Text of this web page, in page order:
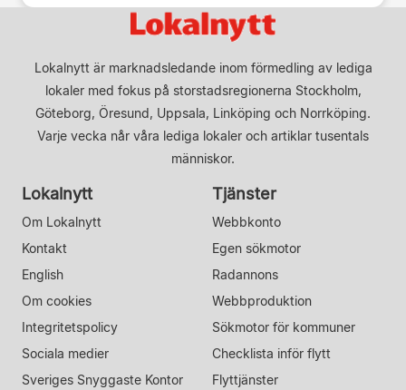
Lokalnytt är marknadsledande inom förmedling av lediga
lokaler med fokus på storstadsregionerna Stockholm,
Göteborg, Öresund, Uppsala, Linköping och Norrköping.
Varje vecka når våra lediga lokaler och artiklar tusentals
människor.
Lokalnytt
Om Lokalnytt
Kontakt
English
Om cookies
Integritetspolicy
Sociala medier
Sveriges Snyggaste Kontor
Tjänster
Webbkonto
Egen sökmotor
Radannons
Webbproduktion
Sökmotor för kommuner
Checklista inför flytt
Flyttjänster